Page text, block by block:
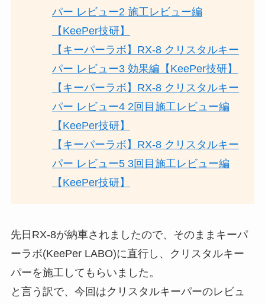
パー レビュー2 施工レビュー編
【KeePer技研】
【キーパーラボ】RX-8 クリスタルキー
パー レビュー3 効果編【KeePer技研】
【キーパーラボ】RX-8 クリスタルキー
パー レビュー4 2回目施工レビュー編
【KeePer技研】
【キーパーラボ】RX-8 クリスタルキー
パー レビュー5 3回目施工レビュー編
【KeePer技研】
先日RX-8が納車されましたので、そのままキーパ
ーラボ(KeePer LABO)に直行し、クリスタルキー
パーを施工してもらいました。
と言う訳で、今回はクリスタルキーパーのレビュ